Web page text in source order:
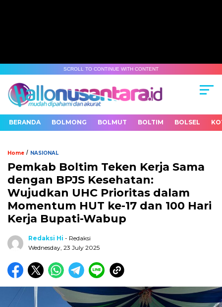
SCROLL TO CONTINUE WITH CONTENT
BERANDA BOLMONG BOLMUT BOLTIM BOLSEL
Home / NASIONAL
Pemkab Boltim Teken Kerja Sama
dengan BPJS Kesehatan:
Wujudkan UHC Prioritas dalam
Momentum HUT ke-17 dan 100 Hari
Kerja Bupati-Wabup
Redaksi Hi - Redaksi
Wednesday, 23 July 2025